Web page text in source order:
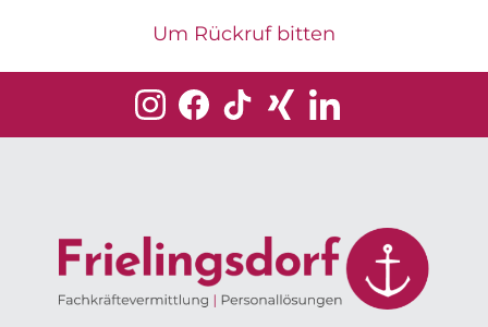
Um Rückruf bitten